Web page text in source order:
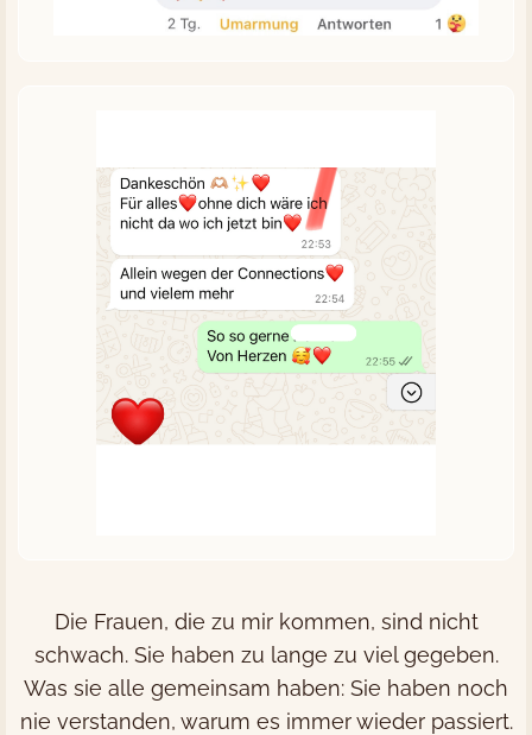
Die Frauen, die zu mir kommen, sind nicht
schwach. Sie haben zu lange zu viel gegeben.
Was sie alle gemeinsam haben: Sie haben noch
nie verstanden, warum es immer wieder passiert.